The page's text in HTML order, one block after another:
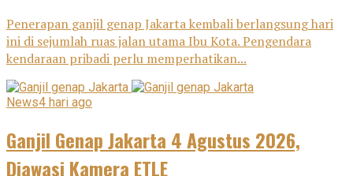
Penerapan ganjil genap Jakarta kembali berlangsung hari
ini di sejumlah ruas jalan utama Ibu Kota. Pengendara
kendaraan pribadi perlu memperhatikan...
News4 hari ago
Ganjil Genap Jakarta 4 Agustus 2026,
Diawasi Kamera ETLE